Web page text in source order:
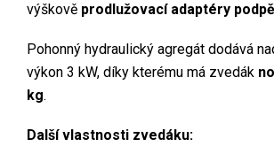
výškově prodlužovací adaptéry
Pohonný hydraulický agregát dodává
výkon 3 kW, díky kterému má zvedák
kg.
Další vlastnosti zvedáku: